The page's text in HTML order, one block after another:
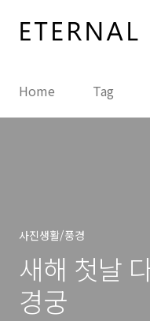
Home Tag
사진생활/풍경
새해 첫날
경궁